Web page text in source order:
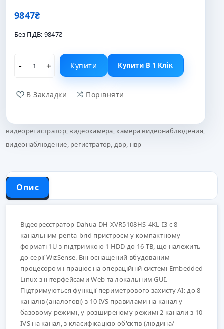
9847₴
Без ПДВ: 9847₴
Купити Купити В 1 Клік
В Закладки Порівняти
видеорегистратор, видеокамера, камера видеонаблюдения,
видеонаблюдение, регистратор,двр, нвр
Опис
Відеореєстратор Dahua DH-XVR5108HS-4KL-I3 є 8-
канальним penta-brid пристроєм у компактному
форматі 1U з підтримкою 1 HDD до 16 TB, що належить
до серії WizSense. Він оснащений вбудованим
процесором і працює на операційній системі Embedded
Linux з інтерфейсами Web та локальним GUI.
Підтримуються функції периметрового захисту AI: до 8
каналів (аналогові) з 10 IVS правилами на канал у
базовому режимі, у розширеному режимі 2 канали з 10
IVS на канал, з класифікацією об'єктів (людина/